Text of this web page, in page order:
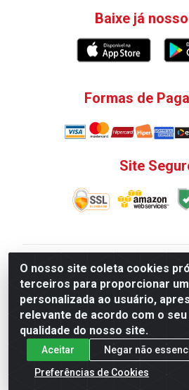
O nosso site coleta cookies
terceiros para proporcionar
personalizada ao usuário,
relevante de acordo com o
qualidade do nosso site.
Aceitar
Negar não
Preferências de Cookies
Baixe já
Formas de
Site
V. C. Ferragens LTDA - Rua do
Bandeira, Rio de Janeiro/ RJ -
12.324.723/
Todas as regras de promoções,
prazos de pagamento e entrega
válidos apenas para compras
estoque sujeito a alterações